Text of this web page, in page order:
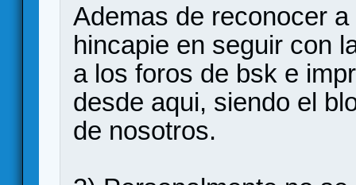
Ademas de reconocer
hincapie en seguir con
a los foros de bsk e
desde aqui, siendo el
de nosotros.